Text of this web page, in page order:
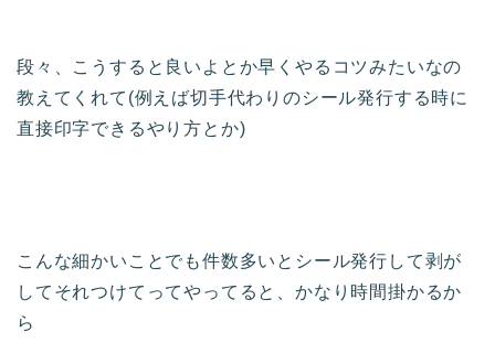
段々、こうすると良いよとか早くやるコツみたいなの
教えてくれて(例えば切手代わりのシール発行する時に
直接印字できるやり方とか)
こんな細かいことでも件数多いとシール発行して剥が
してそれつけてってやってると、かなり時間掛かるか
ら